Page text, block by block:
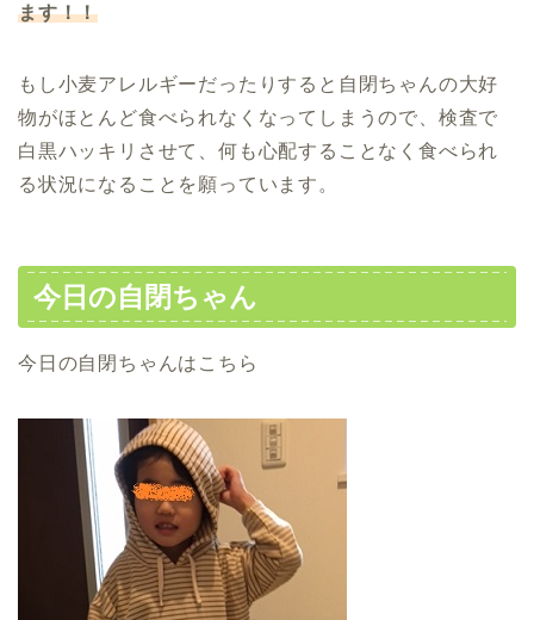
ます！！
もし小麦アレルギーだったりすると自閉ちゃんの大好
物がほとんど食べられなくなってしまうので、検査で
白黒ハッキリさせて、何も心配することなく食べられ
る状況になることを願っています。
今日の自閉ちゃん
今日の自閉ちゃんはこちら